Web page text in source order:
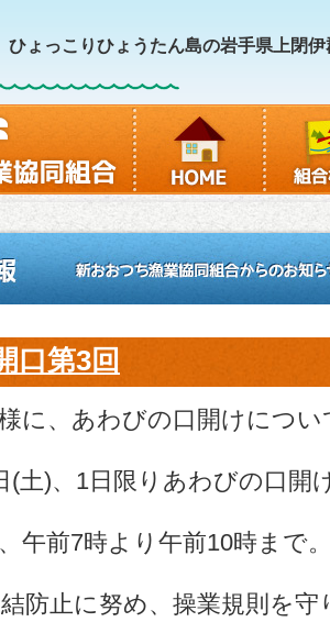
ひょっこりひょうたん島の岩手県上閉
口第3回
に、あわびの口開けにつ
(土)、1日限りあわびの口開
午前7時より午前10時まで
防止に努め、操業規則を守